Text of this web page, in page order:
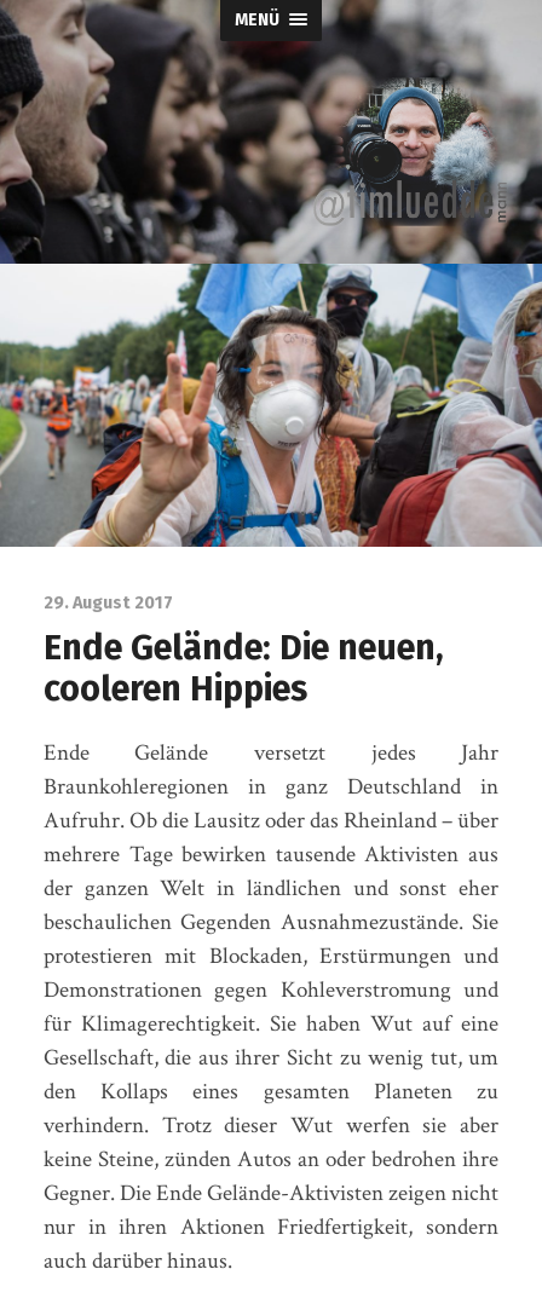
MENÜ
Tim-
29. August 2017
Ende Gelände: Die neuen,
cooleren Hippies
Ende Gelände versetzt jedes Jahr
Braunkohleregionen in ganz Deutschland in
Aufruhr. Ob die Lausitz oder das Rheinland – über
mehrere Tage bewirken tausende Aktivisten aus
der ganzen Welt in ländlichen und sonst eher
beschaulichen Gegenden Ausnahmezustände. Sie
protestieren mit Blockaden, Erstürmungen und
Demonstrationen gegen Kohleverstromung und
für Klimagerechtigkeit. Sie haben Wut auf eine
Gesellschaft, die aus ihrer Sicht zu wenig tut, um
den Kollaps eines gesamten Planeten zu
verhindern. Trotz dieser Wut werfen sie aber
keine Steine, zünden Autos an oder bedrohen ihre
Gegner. Die Ende Gelände-Aktivisten zeigen nicht
nur in ihren Aktionen Friedfertigkeit, sondern
auch darüber hinaus.